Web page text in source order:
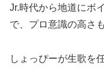
Jr.時代から地道にボ
で、プロ意識の高さ
しょっぴーが生歌を